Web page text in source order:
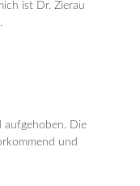
ist Dr. Zierau
aufgehoben. Die
und